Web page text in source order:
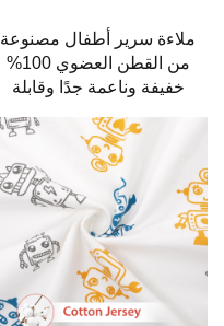
ملاءة سرير أطفال مصنوعة
من القطن العضوي 100%
خفيفة وناعمة جدًا وقابلة